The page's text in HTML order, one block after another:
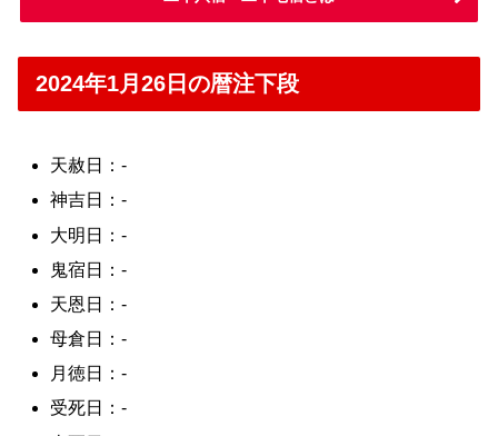
2024年1月26日の暦注下段
天赦日：-
神吉日：-
大明日：-
鬼宿日：-
天恩日：-
母倉日：-
月徳日：-
受死日：-